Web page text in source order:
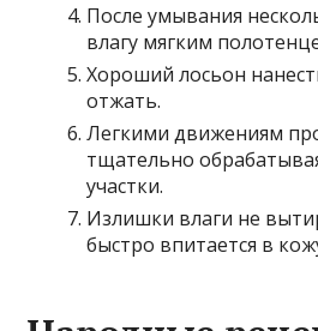
После умывания
влагу мягким
Хороший лосьон
отжать.
Легкими движениям
тщательно
участки.
Излишки влаги не
быстро впитается в